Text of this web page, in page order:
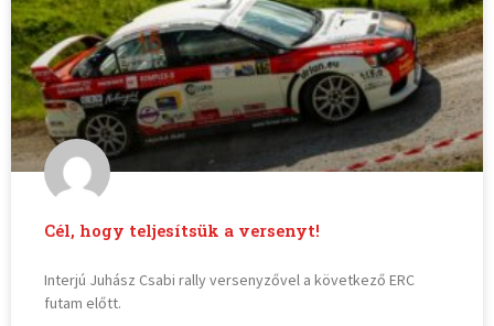
Cél, hogy teljesítsük a versenyt!
Interjú Juhász Csabi rally versenyzővel a következő ERC
futam előtt.